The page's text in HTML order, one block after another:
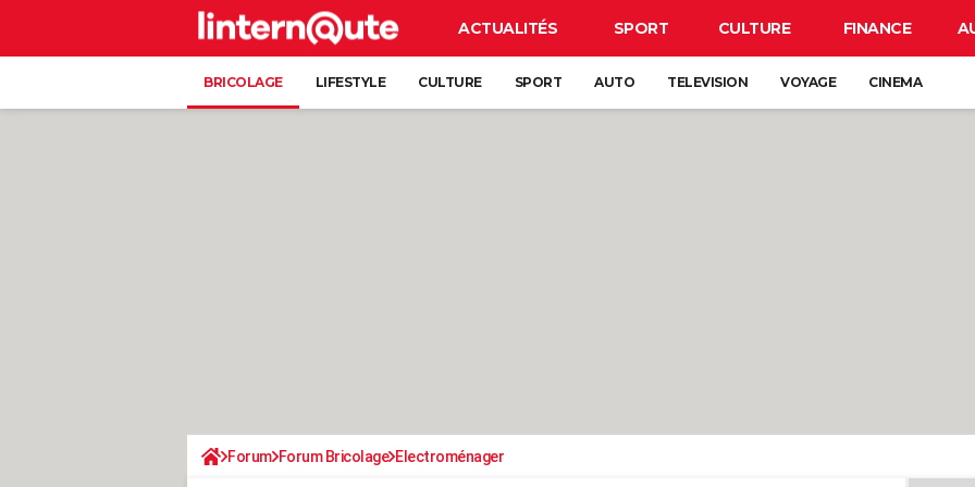
ACTUALITÉS SPORT CULTURE FINANCE
BRICOLAGE LIFESTYLE CULTURE SPORT AUTO TELEVISION VOYAGE CINEMA
Forum Forum Bricolage Electroménager